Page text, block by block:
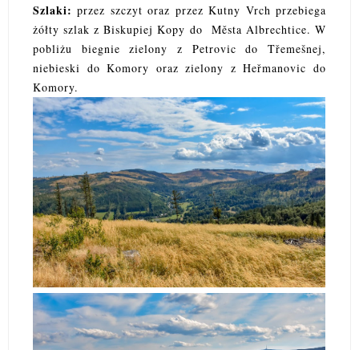
Szlaki: przez szczyt oraz przez Kutny Vrch przebiega
żółty szlak z Biskupiej Kopy do Města Albrechtice. W
pobliżu biegnie zielony z Petrovic do Třemešnej,
niebieski do Komory oraz zielony z Heřmanovic do
Komory.